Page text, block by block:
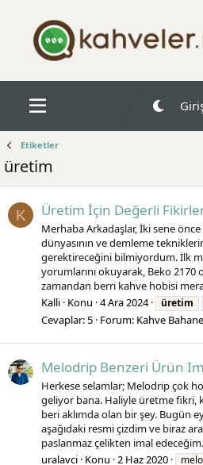
Etiketler
üretim
K Üretim İçin Değerli
Merhaba Arkadaşlar, İki sene önce
dünyasının ve demleme
gerektireceğini bilmiyordum. İlk
yorumlarını okuyarak, Beko 2170
zamandan berri kahve hobisi
Kalli Konu 4 Ara 2024 üretim
Cevaplar: 5 Forum: Kahve
Melodrip Benzeri Ürün
Herkese selamlar; Melodrip çok
geliyor bana. Haliyle üretme fikri,
beri aklımda olan bir şey. Bugün
aşağıdaki resmi çizdim ve biraz
paslanmaz çelikten imal
uralavci Konu 2 Haz 2020